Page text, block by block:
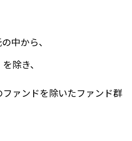
中から、
を除き、
ァンドを除いたファンド群